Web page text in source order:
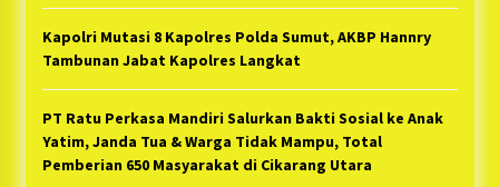
Kapolri Mutasi 8 Kapolres Polda Sumut, AKBP Hannry
Tambunan Jabat Kapolres Langkat
PT Ratu Perkasa Mandiri Salurkan Bakti Sosial ke Anak
Yatim, Janda Tua & Warga Tidak Mampu, Total
Pemberian 650 Masyarakat di Cikarang Utara